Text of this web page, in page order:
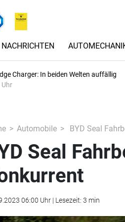
NACHRICHTEN
Charger: In beiden Welten auffällig
Uhr
Automobile BYD Seal
Seal
06:00 Uhr | Lesezeit: 3 min